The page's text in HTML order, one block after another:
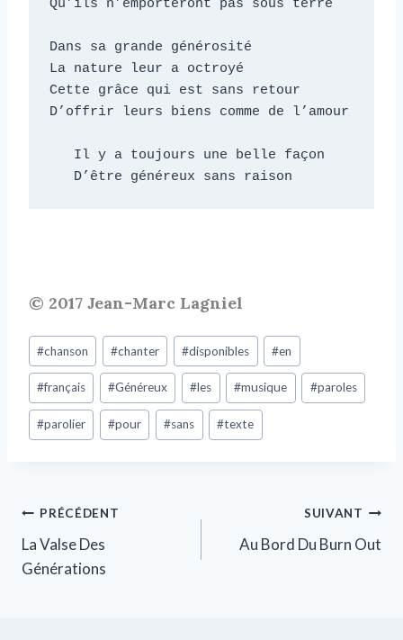
Qu’ils n’emporteront pas sous terre
Dans sa grande générosité
La nature leur a octroyé
Cette grâce qui est sans retour
D’offrir leurs biens comme de l’amour
   D’être généreux sans raison
© 2017 Jean-Marc Lagniel
#chanson #chanter #disponibles #en
#français #Généreux #les #musique #paroles
#parolier #pour #sans #texte
PRÉCÉDENT
La Valse Des
Générations
SUIVANT
Au Bord Du Burn Out